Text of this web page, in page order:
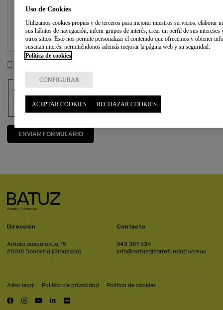
CAPTCHA
Anti spam: Escribe con letras el resultado de sumar cuatro y cinco
Dirección
Arriola pasealekua, 15
20018 Donostia (Gipuzkoa)
Contacto
943 367 534
info@batuzgizartefundazioa.eus
Pie
Aviso legal Política de privacidad Política de cookies
Uso de Cookies
Utilizamos cookies propias y de terceros para mejorar nuestros servicios, elaborar
sus hábitos de navegación, inferir grupos de interés, crear un perfil de sus intereses
otros sitios. Esto nos permite personalizar el contenido que ofrecemos y obtener
suscitan interés, permitiéndonos además mejorar la página web y su seguridad.
Política de cookies
CONFIGURAR
RECHAZAR COOKIES
ACEPTAR COOKIES